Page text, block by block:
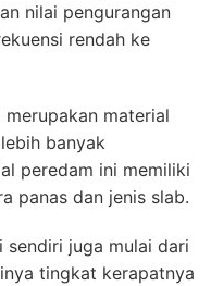
nilai pengurangan
rendah ke
material
banyak
peredam ini memiliki
panas dan jenis slab.
juga mulai dari
tingkat kerapatnya